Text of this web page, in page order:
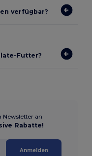
verfügbar?
Futter?
Newsletter an
Rabatte!
Anmelden